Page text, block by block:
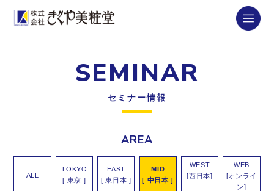
SEMINAR
セミナー情報
AREA
ALL
TOKYO
[ 東京 ]
EAST
[ 東日本 ]
MID
[ 中日本 ]
WEST
[西日本]
WEB
[オンライ
ン]